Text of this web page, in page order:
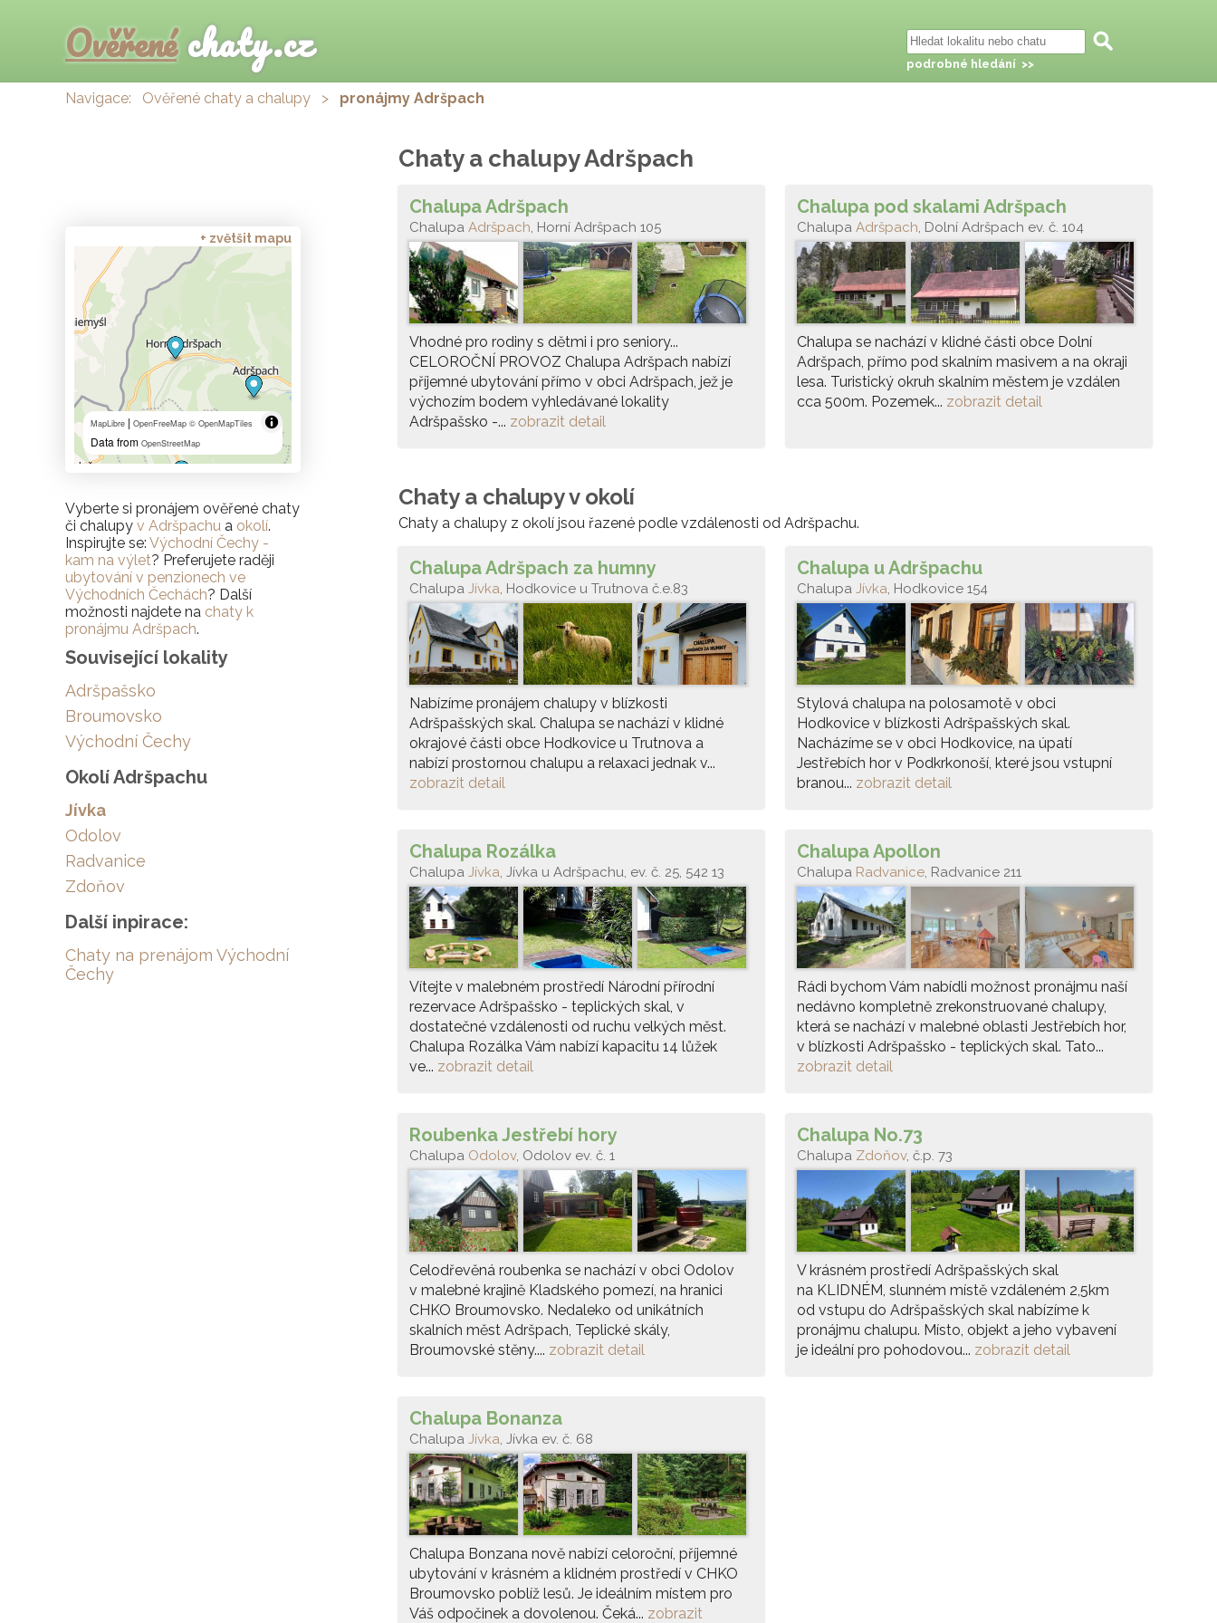
Ověřenéchaty.cz
Navigace: Ověřené chaty a chalupy > pronájmy Adršpach
Chaty a chalupy Adršpach
Chalupa Adršpach
Chalupa Adršpach, Horní Adršpach 105
Vhodné pro rodiny s dětmi i pro seniory...
CELOROČNÍ PROVOZ Chalupa Adršpach nabízí
příjemné ubytování přímo v obci Adršpach, jež je
výchozím bodem vyhledávané lokality
Adršpašsko -... zobrazit detail
Chalupa pod skalami Adršpach
Chalupa Adršpach, Dolní Adršpach ev. č. 104
Chalupa se nachází v klidné části obce Dolní
Adršpach, přímo pod skalním masivem a na okraji
lesa. Turistický okruh skalním městem je vzdálen
cca 500m. Pozemek... zobrazit detail
Chaty a chalupy v okolí
Chaty a chalupy z okolí jsou řazené podle vzdálenosti od Adršpachu.
Chalupa Adršpach za humny
Chalupa Jívka, Hodkovice u Trutnova č.e.83
Nabízíme pronájem chalupy v blízkosti
Adršpašských skal. Chalupa se nachází v klidné
okrajové části obce Hodkovice u Trutnova a
nabízí prostornou chalupu a relaxaci jednak v...
zobrazit detail
Chalupa u Adršpachu
Chalupa Jívka, Hodkovice 154
Stylová chalupa na polosamotě v obci
Hodkovice v blízkosti Adršpašských skal.
Nacházíme se v obci Hodkovice, na úpatí
Jestřebích hor v Podkrkonoší, které jsou vstupní
branou... zobrazit detail
Chalupa Rozálka
Chalupa Jívka, Jívka u Adršpachu, ev. č. 25, 542 13
Vítejte v malebném prostředí Národní přírodní
rezervace Adršpašsko - teplických skal, v
dostatečné vzdálenosti od ruchu velkých měst.
Chalupa Rozálka Vám nabízí kapacitu 14 lůžek
ve... zobrazit detail
Chalupa Apollon
Chalupa Radvanice, Radvanice 211
Rádi bychom Vám nabídli možnost pronájmu naší
nedávno kompletně zrekonstruované chalupy,
která se nachází v malebné oblasti Jestřebích hor,
v blízkosti Adršpašsko - teplických skal. Tato...
zobrazit detail
Roubenka Jestřebí hory
Chalupa Odolov, Odolov ev. č. 1
Celodřevěná roubenka se nachází v obci Odolov
v malebné krajině Kladského pomezí, na hranici
CHKO Broumovsko. Nedaleko od unikátních
skalních měst Adršpach, Teplické skály,
Broumovské stěny.... zobrazit detail
Chalupa No.73
Chalupa Zdoňov, č.p. 73
V krásném prostředí Adršpašských skal
na KLIDNÉM, slunném místě vzdáleném 2,5km
od vstupu do Adršpašských skal nabízíme k
pronájmu chalupu. Místo, objekt a jeho vybavení
je ideální pro pohodovou... zobrazit detail
Chalupa Bonanza
Chalupa Jívka, Jívka ev. č. 68
Chalupa Bonzana nově nabízí celoroční, příjemné
ubytování v krásném a klidném prostředí v CHKO
Broumovsko poblíž lesů. Je ideálním místem pro
Váš odpočinek a dovolenou. Čeká... zobrazit
+ zvětšit mapu
MapLibre | OpenFreeMap © OpenMapTiles
Data from OpenStreetMap
Vyberte si pronájem ověřené chaty
či chalupy v Adršpachu a okolí.
Inspirujte se: Východní Čechy -
kam na výlet? Preferujete raději
ubytování v penzionech ve
Východních Čechách? Další
možnosti najdete na chaty k
pronájmu Adršpach.
Související lokality
Adršpašsko
Broumovsko
Východní Čechy
Okolí Adršpachu
Jívka
Odolov
Radvanice
Zdoňov
Další inpirace:
Chaty na prenájom Východní
Čechy
podrobné hledání >>